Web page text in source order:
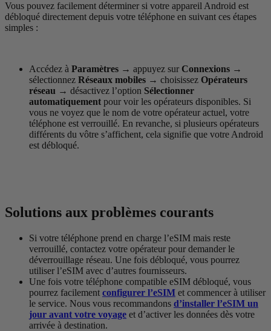
Vous pouvez facilement déterminer si votre appareil Android est
débloqué directement depuis votre téléphone en suivant ces étapes
simples :
Accédez à Paramètres → appuyez sur Connexions →
sélectionnez Réseaux mobiles → choisissez Opérateurs
réseau → désactivez l’option Sélectionner
automatiquement pour voir les opérateurs disponibles. Si
vous ne voyez que le nom de votre opérateur actuel, votre
téléphone est verrouillé. En revanche, si plusieurs opérateurs
différents du vôtre s’affichent, cela signifie que votre Android
est débloqué.
Solutions aux problèmes courants
Si votre téléphone prend en charge l’eSIM mais reste
verrouillé, contactez votre opérateur pour demander le
déverrouillage réseau. Une fois débloqué, vous pourrez
utiliser l’eSIM avec d’autres fournisseurs.
Une fois votre téléphone compatible eSIM débloqué, vous
pourrez facilement configurer l’eSIM et commencer à utiliser
le service. Nous vous recommandons d’installer l’eSIM un
jour avant votre voyage et d’activer les données dès votre
arrivée à destination.